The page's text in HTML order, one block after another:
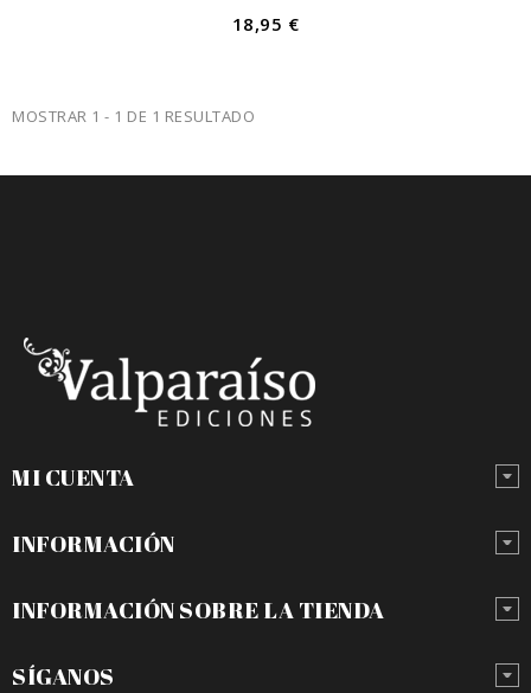
18,95 €
MOSTRAR 1 - 1 DE 1 RESULTADO
MI CUENTA
INFORMACIÓN
INFORMACIÓN SOBRE LA TIENDA
SÍGANOS